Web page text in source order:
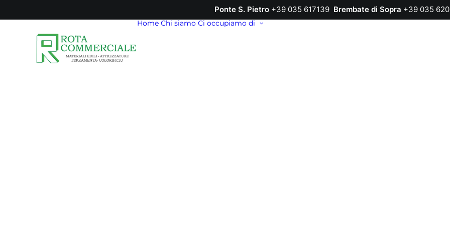
Ponte S. Pietro +39 035 617139 Brembate di Sopra +39 035
Home Chi siamo Ci occupiamo di